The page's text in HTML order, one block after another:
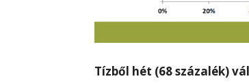
Tízből hét (68 százalék)